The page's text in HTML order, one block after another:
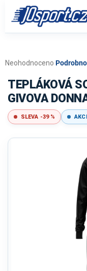
obsah
Průměrné
produktu
0,0
5
Neohodnoceno
TEPLÁKOVÁ
GIVOVA
SLEVA -39 %